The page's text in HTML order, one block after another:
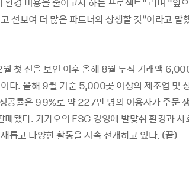
선보여 더 많은 파트너와 상생할 것”이라고 말
첫 선을 보인 이후 올해 8월 누적 거래액
다. 올해 9월 기준 5,000곳 이상의 제조업 및
공률은 99%로 약 227만 명의 이용자가 주문
됐다. 카카오의 ESG 경영에 발맞춰 환경과 사
롭고 다양한 활동을 지속 전개하고 있다. (끝)